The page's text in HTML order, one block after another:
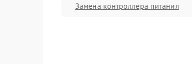
Замена контроллера питания